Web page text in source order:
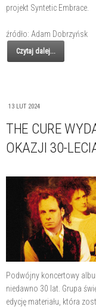
projekt Syntetic Embrace.
źródło: Adam Dobrzyńsk
Czytaj dalej...
13 LUT 2024
THE CURE
OKAZJI 30-
Podwójny koncertowy
niedawno 30 lat. Grupa
edycję materiału, która